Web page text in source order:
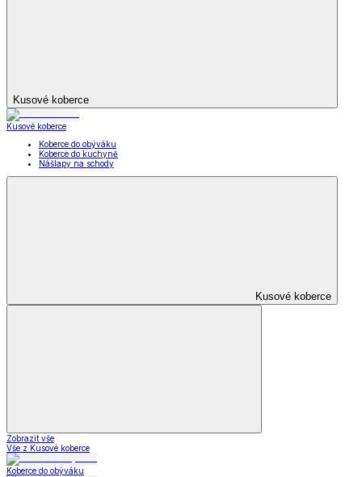
Kusové koberce
Kusové koberce
Koberce do obýváku
Koberce do kuchyně
Nášlapy na schody
Kusové koberce
Zobrazit vše
Vše z Kusové koberce
Koberce do obýváku